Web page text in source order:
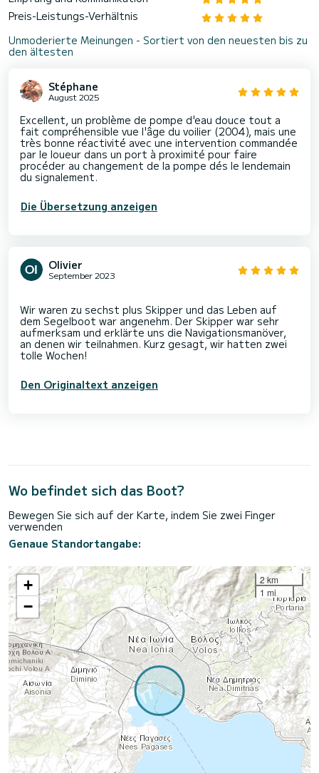
Preis-Leistungs-Verhältnis
Unmoderierte Meinungen - Sortiert von den neuesten bis zu
den ältesten
Stéphane
August 2025
Excellent, un problème de pompe d'eau douce tout a
fait compréhensible vue l'âge du voilier (2004), mais une
très bonne réactivité avec une intervention commandée
par le loueur dans un port à proximité pour faire
procéder au changement de la pompe dés le lendemain
du signalement.
Die Übersetzung anzeigen
Olivier
September 2023
Wir waren zu sechst plus Skipper und das Leben auf
dem Segelboot war angenehm. Der Skipper war sehr
aufmerksam und erklärte uns die Navigationsmanöver,
an denen wir teilnahmen. Kurz gesagt, wir hatten zwei
Den Originaltext anzeigen
Wo befindet sich das Boot?
Bewegen Sie sich auf der Karte, indem Sie zwei Finger
verwenden
Genaue Standortangabe:
+
−
2 km
1 mi